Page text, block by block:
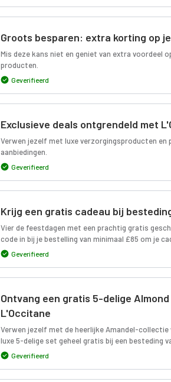
Groots besparen: extra korting op
Mis deze kans niet en geniet van extra voordeel
producten.
Geverifieerd
Exclusieve deals ontgrendeld met
Verwen jezelf met luxe verzorgingsproducten en
aanbiedingen.
Geverifieerd
Krijg een gratis cadeau bij
Vier de feestdagen met een prachtig gratis
code in bij je bestelling van minimaal £85 om je
Geverifieerd
Ontvang een gratis 5-delige
L'Occitane
Verwen jezelf met de heerlijke Amandel-
luxe 5-delige set geheel gratis bij een besteding
Geverifieerd